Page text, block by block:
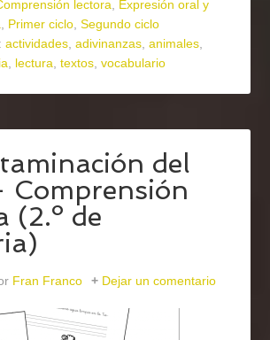
lectora
Expresión oral y
Primer ciclo ,Segundo ciclo
actividades ,adivinanzas ,animales
lectura ,textos ,vocabulario
del
Comprensión
(2.º de
Fran Franco Dejar un comentario